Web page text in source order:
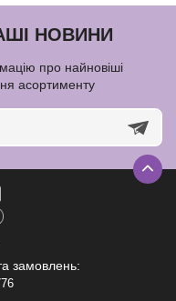
НОВИНИ
про найновіші
асортименту
замовлень: